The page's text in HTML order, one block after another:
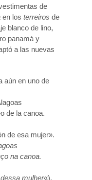
de
en los terreiros de
blanco de lino,
panamá y
a las nuevas
aún en uno de
de la canoa.
de esa mujer».
na canoa.
mulher«).